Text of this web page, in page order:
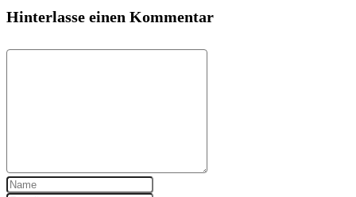
Hinterlasse einen Kommentar